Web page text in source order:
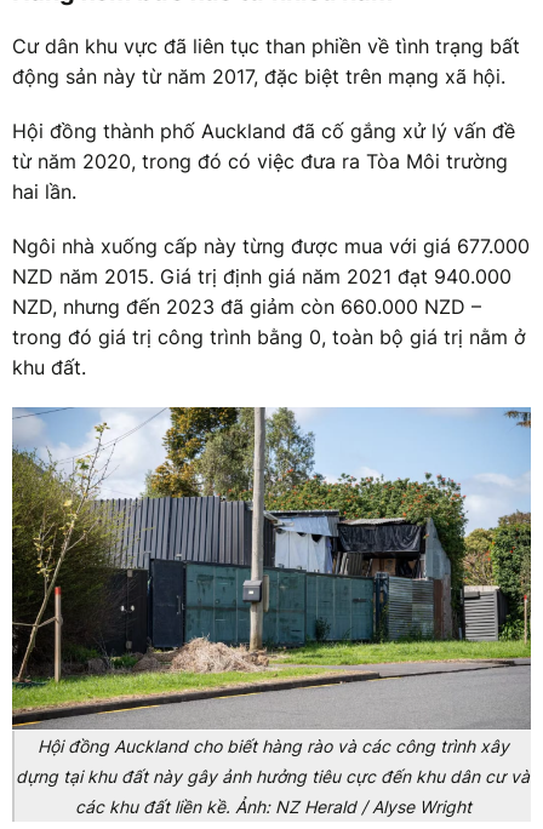
Cư dân khu vực đã liên tục than phiền về tình trạng bất
động sản này từ năm 2017, đặc biệt trên mạng xã hội.
Hội đồng thành phố Auckland đã cố gắng xử lý vấn đề
từ năm 2020, trong đó có việc đưa ra Tòa Môi trường
hai lần.
Ngôi nhà xuống cấp này từng được mua với giá 677.000
NZD năm 2015. Giá trị định giá năm 2021 đạt 940.000
NZD, nhưng đến 2023 đã giảm còn 660.000 NZD –
trong đó giá trị công trình bằng 0, toàn bộ giá trị nằm ở
khu đất.
Hội đồng Auckland cho biết hàng rào và các công trình xây
dựng tại khu đất này gây ảnh hưởng tiêu cực đến khu dân cư và
các khu đất liền kề. Ảnh: NZ Herald / Alyse Wright